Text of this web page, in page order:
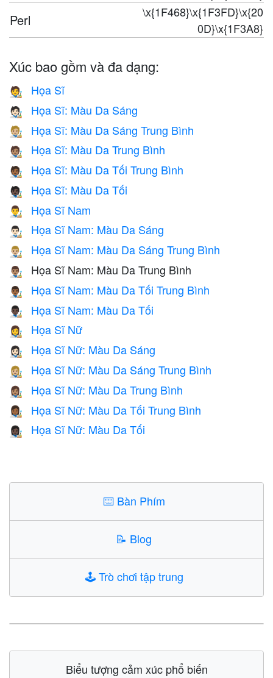
Perl
\x{1F468}\x{1F3FD}\x{20
0D}\x{1F3A8}
Xúc bao gồm và đa dạng:
🧑‍🎨 Họa Sĩ
🧑🏻‍🎨 Họa Sĩ: Màu Da Sáng
🧑🏼‍🎨 Họa Sĩ: Màu Da Sáng Trung Bình
🧑🏽‍🎨 Họa Sĩ: Màu Da Trung Bình
🧑🏾‍🎨 Họa Sĩ: Màu Da Tối Trung Bình
🧑🏿‍🎨 Họa Sĩ: Màu Da Tối
👨‍🎨 Họa Sĩ Nam
👨🏻‍🎨 Họa Sĩ Nam: Màu Da Sáng
👨🏼‍🎨 Họa Sĩ Nam: Màu Da Sáng Trung Bình
👨🏽‍🎨 Họa Sĩ Nam: Màu Da Trung Bình
👨🏾‍🎨 Họa Sĩ Nam: Màu Da Tối Trung Bình
👨🏿‍🎨 Họa Sĩ Nam: Màu Da Tối
👩‍🎨 Họa Sĩ Nữ
👩🏻‍🎨 Họa Sĩ Nữ: Màu Da Sáng
👩🏼‍🎨 Họa Sĩ Nữ: Màu Da Sáng Trung Bình
👩🏽‍🎨 Họa Sĩ Nữ: Màu Da Trung Bình
👩🏾‍🎨 Họa Sĩ Nữ: Màu Da Tối Trung Bình
👩🏿‍🎨 Họa Sĩ Nữ: Màu Da Tối
⌨️ Bàn Phím
📝 Blog
🕹️Trò chơi tập trung
Biểu tượng cảm xúc phổ biến